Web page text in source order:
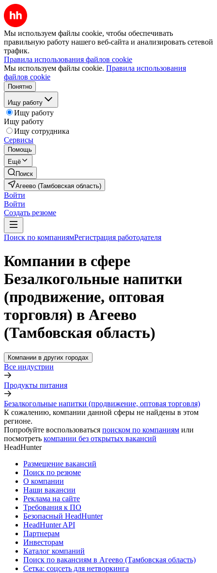
Мы используем файлы cookie, чтобы обеспечивать
правильную работу нашего веб-сайта и анализировать сетевой
трафик.
Правила использования файлов cookie
Мы используем файлы cookie. Правила использования
файлов cookie
Понятно
Ищу работу
Ищу работу
Ищу работу
Ищу сотрудника
Сервисы
Помощь
Ещё
Поиск
Агеево (Тамбовская область)
Войти
Войти
Создать резюме
Поиск по компаниямРегистрация работодателя
Компании в сфере
Безалкогольные напитки
(продвижение, оптовая
торговля) в Агеево
(Тамбовская область)
Компании в других городах
Все индустрии
Продукты питания
Безалкогольные напитки (продвижение, оптовая торговля)
К сожалению, компании данной сферы не найдены в этом
регионе.
Попробуйте воспользоваться поиском по компаниям или
посмотреть компании без открытых вакансий
HeadHunter
Размещение вакансий
Поиск по резюме
О компании
Наши вакансии
Реклама на сайте
Требования к ПО
Безопасный HeadHunter
HeadHunter API
Партнерам
Инвесторам
Каталог компаний
Поиск по вакансиям в Агеево (Тамбовская область)
Сетка: соцсеть для нетворкинга